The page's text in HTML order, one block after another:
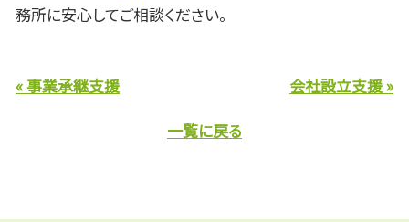
務所に安心してご相談ください。
« 事業承継支援
会社設立支援 »
一覧に戻る